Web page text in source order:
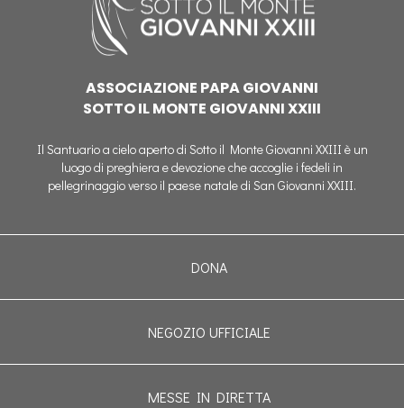
ASSOCIAZIONE PAPA GIOVANNI
SOTTO IL MONTE GIOVANNI XXIII
Il Santuario a cielo aperto di Sotto il Monte Giovanni XXIII è un
luogo di preghiera e devozione che accoglie i fedeli in
pellegrinaggio verso il paese natale di San Giovanni XXIII.
DONA
NEGOZIO UFFICIALE
MESSE IN DIRETTA